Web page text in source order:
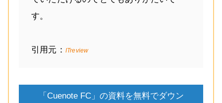
す。
引用元： ITreview
「Cuenote FC」の資料を無料でダウン